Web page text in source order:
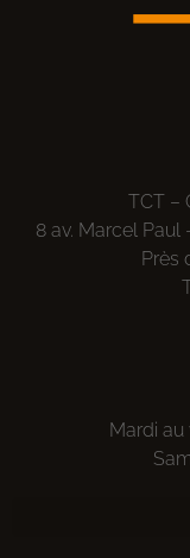
TCT –
8 av. Marcel Paul
Près
Mardi au